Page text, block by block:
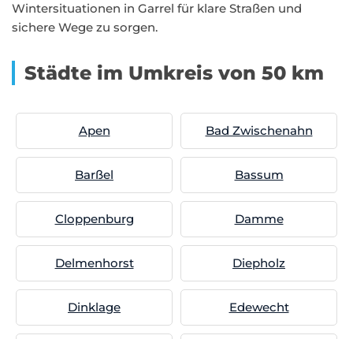
Wintersituationen in Garrel für klare Straßen und
sichere Wege zu sorgen.
Städte im Umkreis von 50 km
Apen Bad Zwischenahn
Barßel Bassum
Cloppenburg Damme
Delmenhorst Diepholz
Dinklage Edewecht